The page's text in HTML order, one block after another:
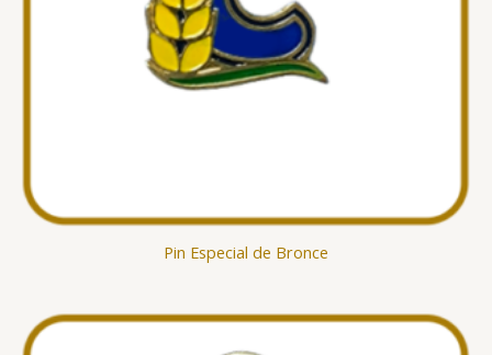
Pin Especial de Bronce